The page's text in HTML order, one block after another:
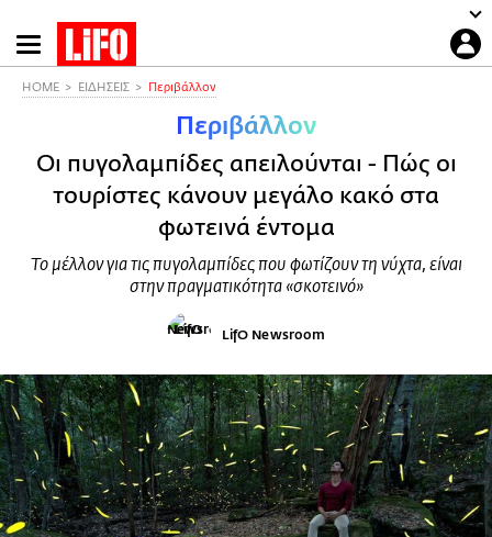
Παράκαμψη
προς
HOME ΕΙΔΗΣΕΙΣ Περιβάλλον
Περιβάλλον
Οι πυγολαμπίδες απειλούνται - Πώς οι
τουρίστες κάνουν μεγάλο κακό στα
φωτεινά έντομα
Το μέλλον για τις πυγολαμπίδες που φωτίζουν τη νύχτα, είναι
στην πραγματικότητα «σκοτεινό»
LifO Newsroom